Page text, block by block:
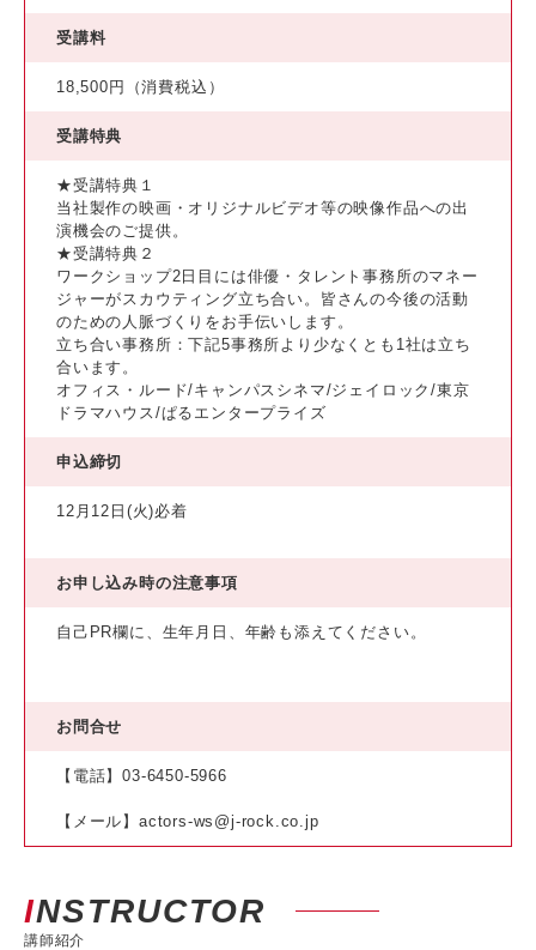
受講料
18,500円（消費税込）
受講特典
★受講特典１
当社製作の映画・オリジナルビデオ等の映像作品への出
演機会のご提供。
★受講特典２
ワークショップ2日目には俳優・タレント事務所のマネー
ジャーがスカウティング立ち合い。皆さんの今後の活動
のための人脈づくりをお手伝いします。
立ち合い事務所：下記5事務所より少なくとも1社は立ち
合います。
オフィス・ルード/キャンパスシネマ/ジェイロック/東京
ドラマハウス/ぱるエンタープライズ
申込締切
12月12日(火)必着
お申し込み時の注意事項
自己PR欄に、生年月日、年齢も添えてください。
お問合せ
【電話】03-6450-5966
【メール】actors-ws@j-rock.co.jp
INSTRUCTOR
講師紹介